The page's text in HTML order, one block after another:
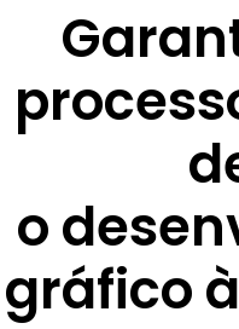
o
gráfico